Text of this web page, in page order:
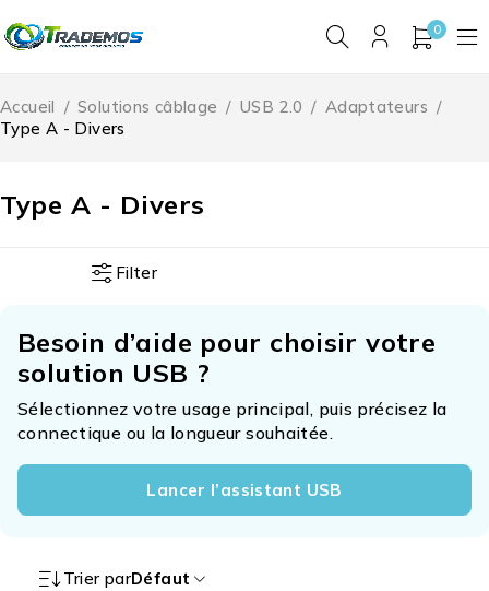
0
Type A - Divers
Accueil / Solutions câblage / USB 2.0 / Adaptateurs /
Type A - Divers
Besoin d’aide pour choisir votre
solution USB ?
Sélectionnez votre usage principal, puis précisez la
connectique ou la longueur souhaitée.
Lancer l’assistant USB
Filter
Trier parDéfaut